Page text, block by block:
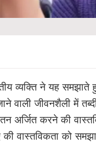
व्यक्ति ने यह
वाली जीवनशैली में
अर्जित करने की
वास्तविकता को